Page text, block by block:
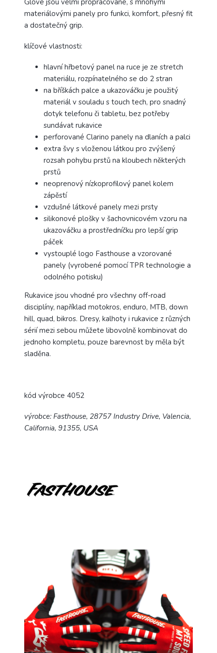
Glove jsou velmi propracované, s mnohými
materiálovými panely pro funkci, komfort, přesný fit
a dostatečný grip.
klíčové vlastnosti:
hlavní hřbetový panel na ruce je ze stretch
materiálu, rozpínatelného se do 2 stran
na bříškách palce a ukazováčku je použitý
materiál v souladu s touch tech, pro snadný
dotyk telefonu či tabletu, bez potřeby
sundávat rukavice
perforované Clarino panely na dlaních a palci
extra švy s vloženou látkou pro zvýšený
rozsah pohybu prstů na kloubech některých
prstů
neoprenový nízkoprofilový panel kolem
zápěstí
vzdušné látkové panely mezi prsty
silikonové plošky v šachovnicovém vzoru na
ukazováčku a prostředníčku pro lepší grip
páček
vystouplé logo Fasthouse a vzorované
panely (vyrobené pomocí TPR technologie a
odolného potisku)
Rukavice jsou vhodné pro všechny off-road
disciplíny, například motokros, enduro, MTB, down
hill, quad, bikros. Dresy, kalhoty i rukavice z různých
sérií mezi sebou můžete libovolně kombinovat do
jednoho kompletu, pouze barevnost by měla být
sladěna.
kód výrobce 4052
výrobce: Fasthouse, 28757 Industry Drive, Valencia,
California, 91355, USA